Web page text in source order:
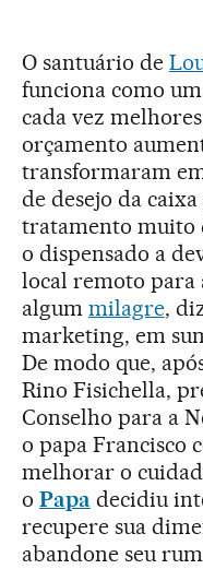
O santuário de
funciona como
cada vez
orçamento
transformaram
de desejo da
tratamento muito
o dispensado a
local remoto para
algum milagre,
marketing, em
De modo que,
Rino Fisichella,
Conselho para a
o papa Francisco
melhorar o
o Papa decidiu
recupere sua
abandone seu